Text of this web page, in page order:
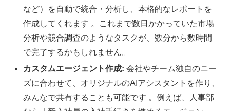
など）を自動で統合・分析し、本格的なレポートを
作成してくれます 。これまで数日かかっていた市場
分析や競合調査のようなタスクが、数分から数時間
で完了するかもしれません。
カスタムエージェント作成: 会社やチーム独自のニー
ズに合わせて、オリジナルのAIアシスタントを作り、
みんなで共有することも可能です 。例えば、人事部